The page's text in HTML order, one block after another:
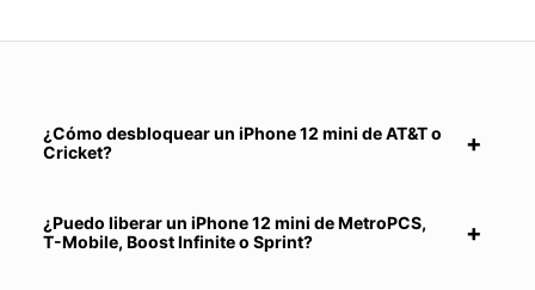
¿Cómo desbloquear un iPhone 12 mini de AT&T o
Cricket?
¿Puedo liberar un iPhone 12 mini de MetroPCS,
T-Mobile, Boost Infinite o Sprint?